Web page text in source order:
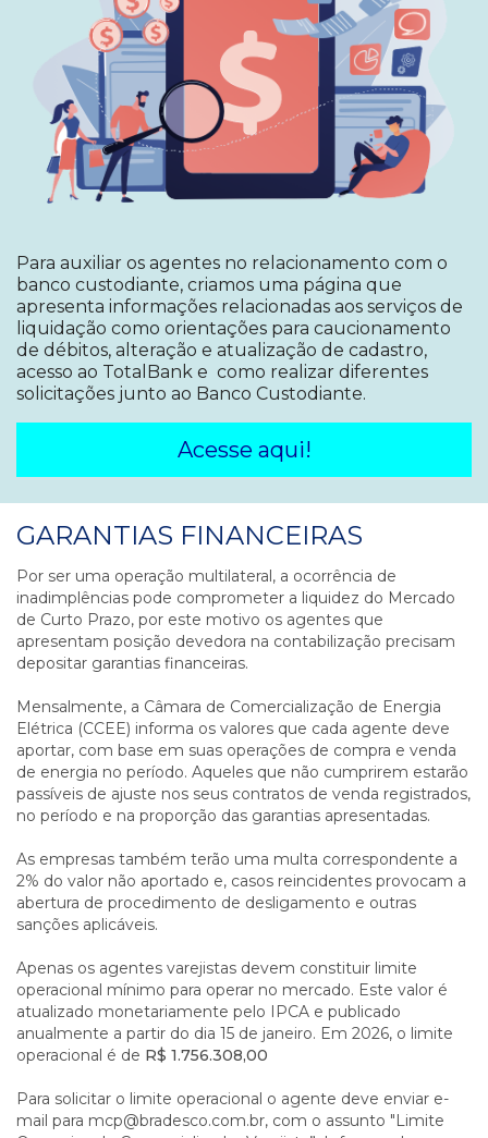
Para auxiliar os agentes no relacionamento com o
banco custodiante, criamos uma página que
apresenta informações relacionadas aos serviços de
liquidação como orientações para caucionamento
de débitos, alteração e atualização de cadastro,
acesso ao TotalBank e como realizar diferentes
solicitações junto ao Banco Custodiante.
Acesse aqui!
GARANTIAS FINANCEIRAS
Por ser uma operação multilateral, a ocorrência de
inadimplências pode comprometer a liquidez do Mercado
de Curto Prazo, por este motivo os agentes que
apresentam posição devedora na contabilização precisam
depositar garantias financeiras.
Mensalmente, a Câmara de Comercialização de Energia
Elétrica (CCEE) informa os valores que cada agente deve
aportar, com base em suas operações de compra e venda
de energia no período. Aqueles que não cumprirem estarão
passíveis de ajuste nos seus contratos de venda registrados,
no período e na proporção das garantias apresentadas.
As empresas também terão uma multa correspondente a
2% do valor não aportado e, casos reincidentes provocam a
abertura de procedimento de desligamento e outras
sanções aplicáveis.
Apenas os agentes varejistas devem constituir limite
operacional mínimo para operar no mercado. Este valor é
atualizado monetariamente pelo IPCA e publicado
anualmente a partir do dia 15 de janeiro. Em 2026, o limite
operacional é de R$ 1.756.308,00
Para solicitar o limite operacional o agente deve enviar e-
mail para mcp@bradesco.com.br, com o assunto "Limite